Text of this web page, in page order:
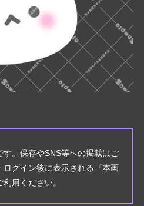
す。保存やSNS等への掲載はご
グイン後に表示される『本画
用ください。